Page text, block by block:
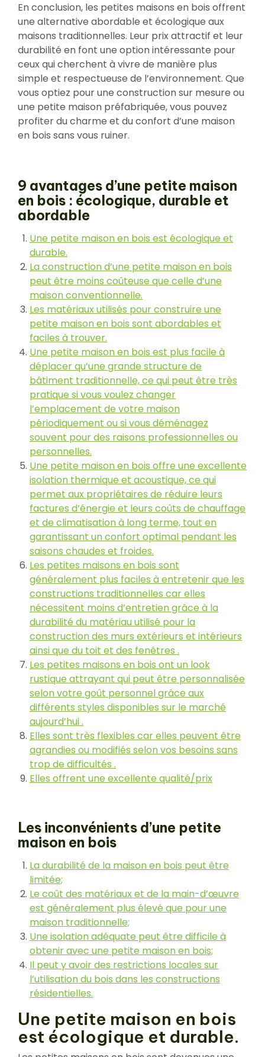
En conclusion, les petites maisons en bois offrent
une alternative abordable et écologique aux
maisons traditionnelles. Leur prix attractif et leur
durabilité en font une option intéressante pour
ceux qui cherchent à vivre de manière plus
simple et respectueuse de l’environnement. Que
vous optiez pour une construction sur mesure ou
une petite maison préfabriquée, vous pouvez
profiter du charme et du confort d’une maison
en bois sans vous ruiner.
9 avantages d’une petite maison
en bois : écologique, durable et
abordable
Une petite maison en bois est écologique et
durable.
La construction d’une petite maison en bois
peut être moins coûteuse que celle d’une
maison conventionnelle.
Les matériaux utilisés pour construire une
petite maison en bois sont abordables et
faciles à trouver.
Une petite maison en bois est plus facile à
déplacer qu’une grande structure de
bâtiment traditionnelle, ce qui peut être très
pratique si vous voulez changer
l’emplacement de votre maison
périodiquement ou si vous déménagez
souvent pour des raisons professionnelles ou
personnelles.
Une petite maison en bois offre une excellente
isolation thermique et acoustique, ce qui
permet aux propriétaires de réduire leurs
factures d’énergie et leurs coûts de chauffage
et de climatisation à long terme, tout en
garantissant un confort optimal pendant les
saisons chaudes et froides.
Les petites maisons en bois sont
généralement plus faciles à entretenir que les
constructions traditionnelles car elles
nécessitent moins d’entretien grâce à la
durabilité du matériau utilisé pour la
construction des murs extérieurs et intérieurs
ainsi que du toit et des fenêtres .
Les petites maisons en bois ont un look
rustique attrayant qui peut être personnalisée
selon votre goût personnel grâce aux
différents styles disponibles sur le marché
aujourd’hui .
Elles sont très flexibles car elles peuvent être
agrandies ou modifiés selon vos besoins sans
trop de difficultés .
Elles offrent une excellente qualité/prix
Les inconvénients d’une petite
maison en bois
La durabilité de la maison en bois peut être
limitée;
Le coût des matériaux et de la main-d’œuvre
est généralement plus élevé que pour une
maison traditionnelle;
Une isolation adéquate peut être difficile à
obtenir avec une petite maison en bois;
Il peut y avoir des restrictions locales sur
l’utilisation du bois dans les constructions
résidentielles.
Une petite maison en bois
est écologique et durable.